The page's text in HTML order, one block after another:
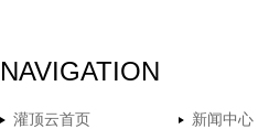
NAVIGATION
灌顶云首页
新闻中心